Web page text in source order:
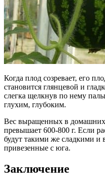
Когда плод созревает, его
становится глянцевой и
слегка щелкнув по нему
глухим, глубоким.
Вес выращенных в домашних
превышает 600-800 г. Если
будут такими же сладкими
привезенные с юга.
Заключение